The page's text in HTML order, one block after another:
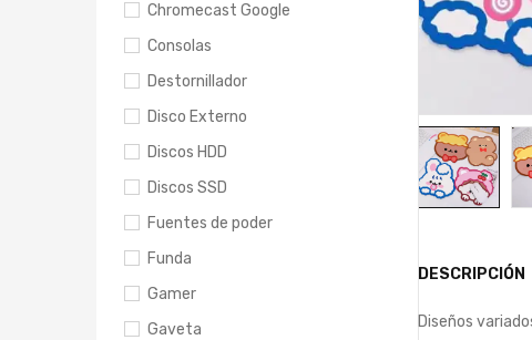
Chromecast Google
Consolas
Destornillador
Disco Externo
Discos HDD
Discos SSD
Fuentes de poder
Funda
Gamer
Gaveta
DESCRIPCIÓN
Diseños